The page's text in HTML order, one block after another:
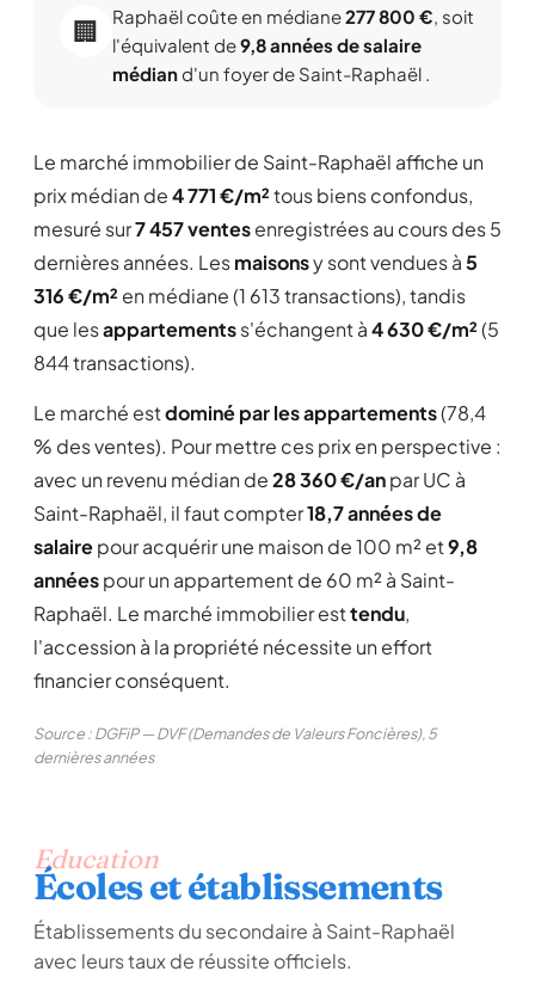
🏢
Raphaël coûte en médiane277 800 €, soit
l'équivalent de9,8 années de salaire
médiand'un foyer de Saint-Raphaël .
Le marché immobilier de Saint-Raphaël affiche un
prix médian de4 771 €/m²tous biens confondus,
mesuré sur7 457 ventesenregistrées au cours des 5
dernières années. Lesmaisonsy sont vendues à5
316 €/m² en médiane (1 613 transactions), tandis
que lesappartementss'échangent à4 630 €/m²(5
844 transactions).
Le marché estdominé par les appartements(78,4
% des ventes). Pour mettre ces prix en perspective :
avec un revenu médian de28 360 €/anpar UC à
Saint-Raphaël, il faut compter18,7 années de
salairepour acquérir une maison de 100 m² et9,8
annéespour un appartement de 60 m² à Saint-
Raphaël. Le marché immobilier esttendu,
l'accession à la propriété nécessite un effort
financier conséquent.
Source : DGFiP — DVF (Demandes de Valeurs Foncières), 5
dernières années
Education
Écoles et établissements
Établissements du secondaire à Saint-Raphaël
avec leurs taux de réussite officiels.